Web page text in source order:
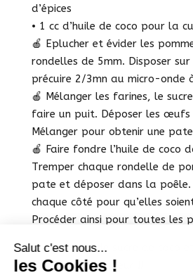
d’épices
• 1 cc d’huile de coco pour la
🍎 Eplucher et évider les
rondelles de 5mm. Disposer
précuire 2/3mn au micro-onde
🍎 Mélanger les farines, le
faire un puit. Déposer les œufs
Mélanger pour obtenir une pate
🍎 Faire fondre l’huile de coco
Tremper chaque rondelle de
pate et déposer dans la poêle.
chaque côté pour qu’elles
Procéder ainsi pour toutes les
Saupoudrez de sucre de coco
c’est encore meilleur !!